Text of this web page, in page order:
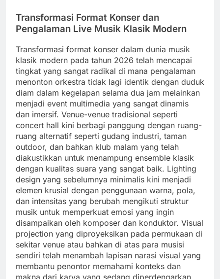
Transformasi Format Konser dan
Pengalaman Live Musik Klasik Modern
Transformasi format konser dalam dunia musik
klasik modern pada tahun 2026 telah mencapai
tingkat yang sangat radikal di mana pengalaman
menonton orkestra tidak lagi identik dengan duduk
diam dalam kegelapan selama dua jam melainkan
menjadi event multimedia yang sangat dinamis
dan imersif. Venue-venue tradisional seperti
concert hall kini berbagi panggung dengan ruang-
ruang alternatif seperti gudang industri, taman
outdoor, dan bahkan klub malam yang telah
diakustikkan untuk menampung ensemble klasik
dengan kualitas suara yang sangat baik. Lighting
design yang sebelumnya minimalis kini menjadi
elemen krusial dengan penggunaan warna, pola,
dan intensitas yang berubah mengikuti struktur
musik untuk memperkuat emosi yang ingin
disampaikan oleh komposer dan konduktor. Visual
projection yang diproyeksikan pada permukaan di
sekitar venue atau bahkan di atas para musisi
sendiri telah menambah lapisan narasi visual yang
membantu penontor memahami konteks dan
makna dari karya yang sedang diperdengarkan.